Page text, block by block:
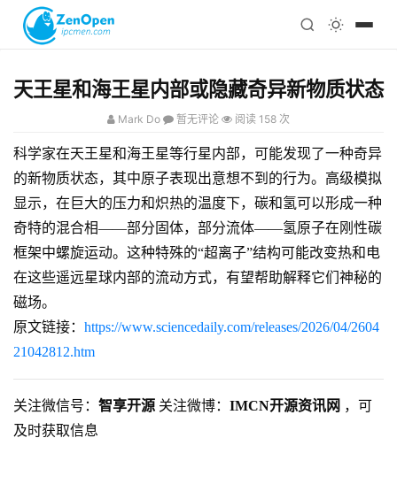
科技
心理
注册
天王星和海王星内部或隐藏奇异新物质状态
Mark Do 暂无评论 阅读 158 次
科学家在天王星和海王星等行星内部，可能发现了一种奇异
的新物质状态，其中原子表现出意想不到的行为。高级模拟
显示，在巨大的压力和炽热的温度下，碳和氢可以形成一种
奇特的混合相——部分固体，部分流体——氢原子在刚性碳
框架中螺旋运动。这种特殊的“超离子”结构可能改变热和电
在这些遥远星球内部的流动方式，有望帮助解释它们神秘的
磁场。
原文链接： https://www.sciencedaily.com/releases/2026/04/2604
21042812.htm
关注微信号： 智享开源 关注微博： IMCN开源资讯网 ，可
及时获取信息